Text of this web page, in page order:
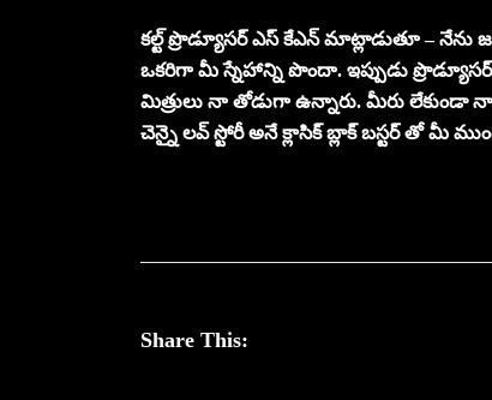
కల్ట్ ప్రొడ్యూసర్ ఎస్ కేఎన్ మాట్లాడుతూ –
ఒకరిగా మీ స్నేహాన్ని పొందా. ఇప్పుడు
మిత్రులు నా తోడుగా ఉన్నారు. మీరు లేకుండా నా
చెన్నై లవ్ స్టోరీ అనే క్లాసిక్ బ్లాక్ బస్టర్ తో మీ
Share This: